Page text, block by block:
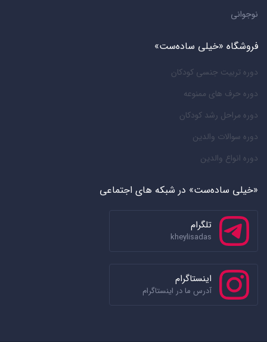
نوجوانی
فروشگاه «خیلی ساده‌ست»
دوره تربیت جنسی کودکان
دوره حرف های ممنوعه
دوره مراحل رشد کودکان
دوره سوالات والدین
دوره انواع والدین
«خیلی ساده‌ست» در شبکه های اجتماعی
تلگرام
kheylisadas
اینستاگرام
آدرس ما در اینستاگرام